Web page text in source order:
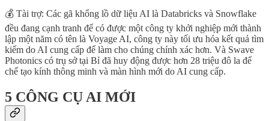
💰️ Tài trợ: Các gã khổng lồ dữ liệu AI là Databricks và Snowflake
đều đang cạnh tranh để có được một công ty khởi nghiệp mới thành
lập một năm có tên là Voyage AI, công ty này tối ưu hóa kết quả tìm
kiếm do AI cung cấp để làm cho chúng chính xác hơn. Và Swave
Photonics có trụ sở tại Bỉ đã huy động được hơn 28 triệu đô la để
chế tạo kính thông minh và màn hình mới do AI cung cấp.
5 CÔNG CỤ AI MỚI